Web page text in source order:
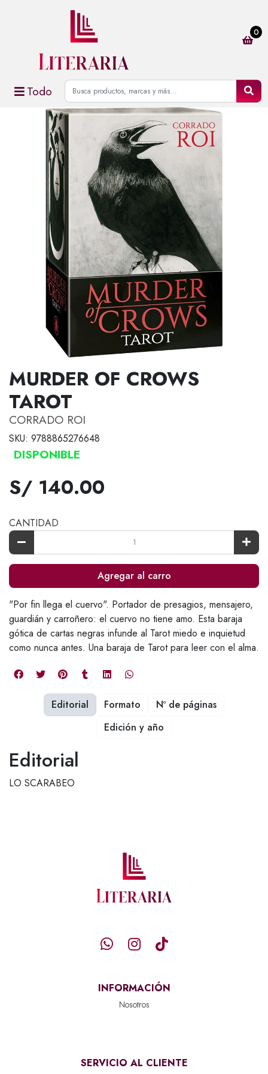
Todo
0
MURDER OF CROWS
TAROT
CORRADO ROI
SKU: 9788865276648
DISPONIBLE
S/ 140.00
CANTIDAD
Agregar al carro
"Por fin llega el cuervo". Portador de presagios, mensajero,
guardián y carroñero: el cuervo no tiene amo. Esta baraja
gótica de cartas negras infunde al Tarot miedo e inquietud
como nunca antes. Una baraja de Tarot para leer con el alma.
Editorial
LO SCARABEO
Editorial Formato
Nº de páginas
Edición y año
INFORMACIÓN
Nosotros
SERVICIO AL CLIENTE